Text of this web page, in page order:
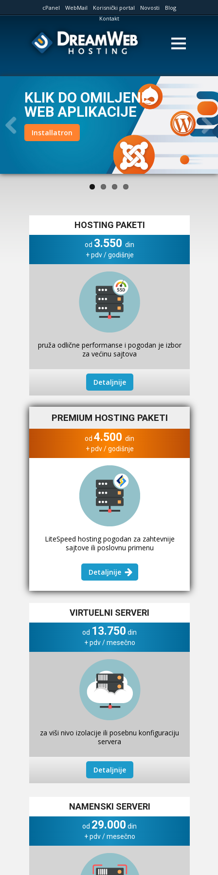
cPanel WebMail Korisnički portal Novosti
Blog
Kontakt
KLIK DO OMILJENE
WEB APLIKACIJE
Installatron
Previous
Next
HOSTING PAKETI
od 3.550 din
+ pdv / godišnje
pruža odlične performanse i pogodan je izbor
za većinu sajtova
Detaljnije
PREMIUM HOSTING PAKETI
od 4.500 din
+ pdv / godišnje
LiteSpeed hosting pogodan za zahtevnije
sajtove ili poslovnu primenu
Detaljnije
VIRTUELNI SERVERI
od 13.750 din
+ pdv / mesečno
za viši nivo izolacije ili posebnu konfiguraciju
servera
Detaljnije
NAMENSKI SERVERI
od 29.000 din
+ pdv / mesečno